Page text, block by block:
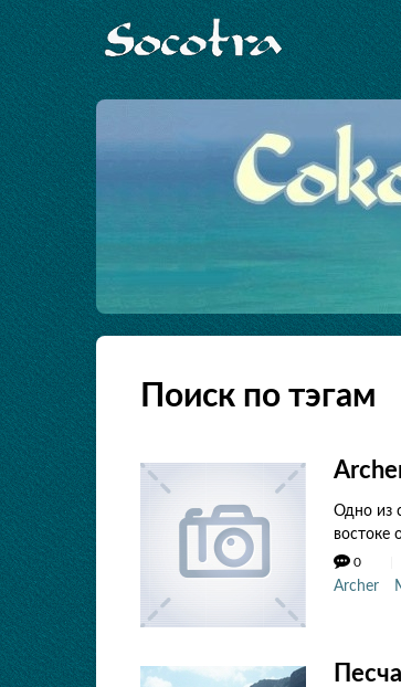
Поиск по тэгам
Одно из
востоке
0
Archer